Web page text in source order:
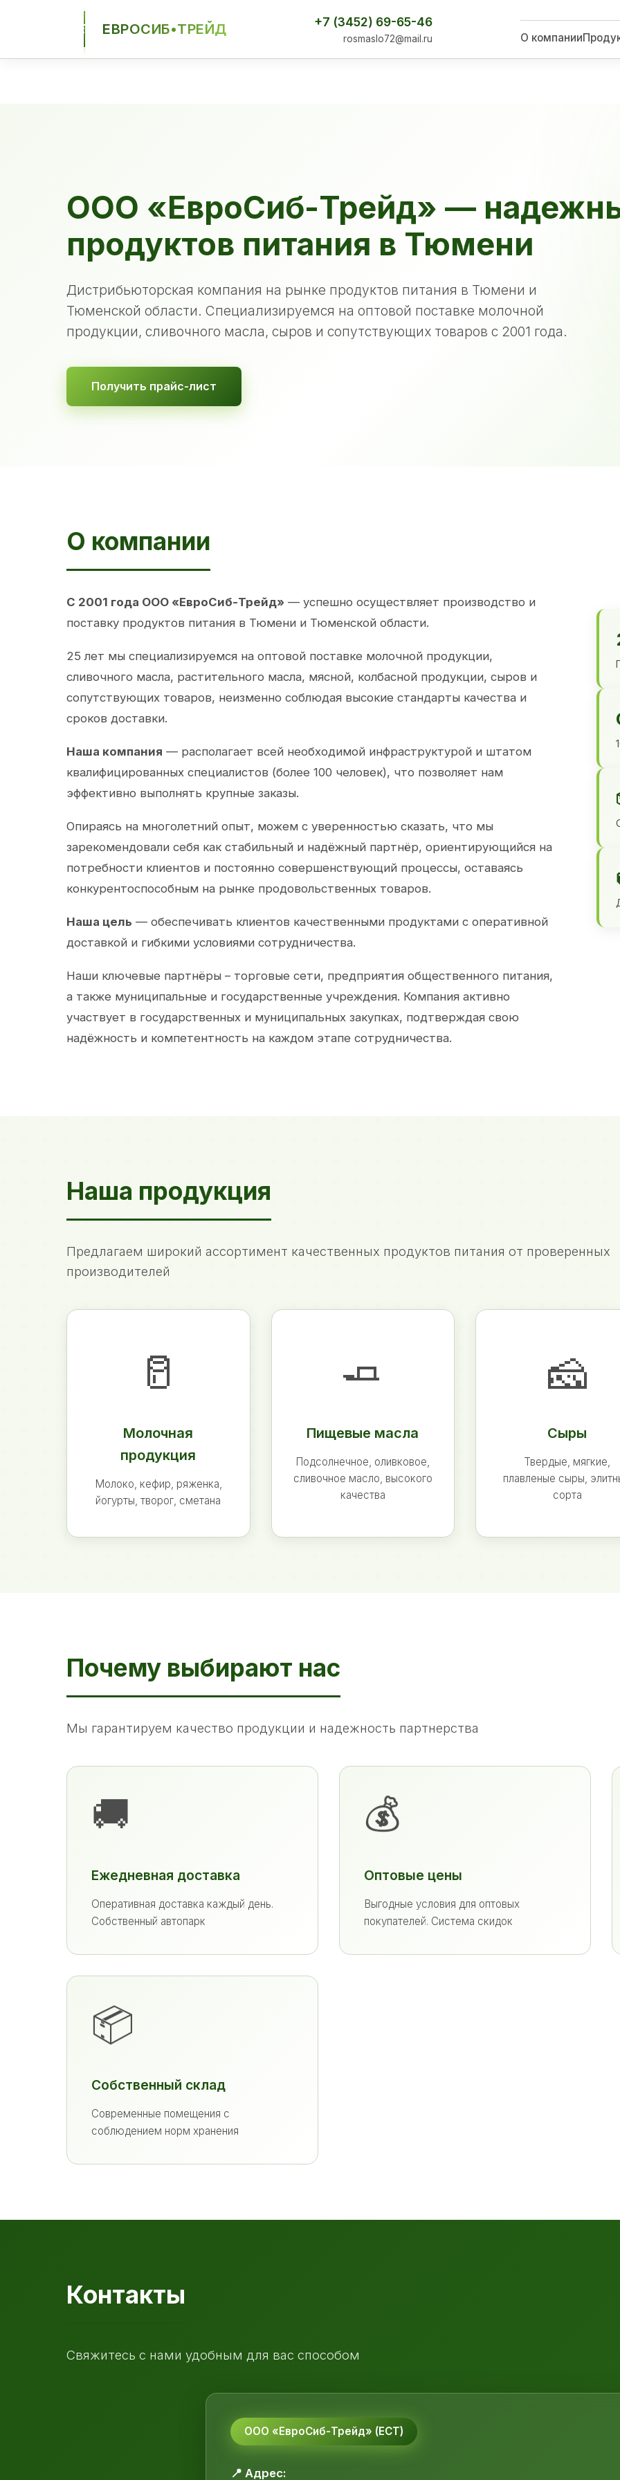
ЕСТ ЕВРОСИБ•ТРЕЙД +7 (3452) 69-65-46
rosmaslo72@mail.ru О компании
ООО «ЕвроСиб-Трейд» —
продуктов питания в Тюмени
Дистрибьюторская компания на рынке продуктов питания в Тюмени и
Тюменской области. Специализируемся на оптовой поставке молочной
продукции, сливочного масла, сыров и сопутствующих товаров с 2001 года.
Получить прайс-лист
О компании
С 2001 года ООО «ЕвроСиб-Трейд» — успешно осуществляет производство и
поставку продуктов питания в Тюмени и Тюменской области.
25 лет мы специализируемся на оптовой поставке молочной продукции,
сливочного масла, растительного масла, мясной, колбасной продукции, сыров и
сопутствующих товаров, неизменно соблюдая высокие стандарты качества и
сроков доставки.
Наша компания — располагает всей необходимой инфраструктурой и штатом
квалифицированных специалистов (более 100 человек), что позволяет нам
эффективно выполнять крупные заказы.
Опираясь на многолетний опыт, можем с уверенностью сказать, что мы
зарекомендовали себя как стабильный и надёжный партнёр, ориентирующийся на
потребности клиентов и постоянно совершенствующий процессы, оставаясь
конкурентоспособным на рынке продовольственных товаров.
Наша цель — обеспечивать клиентов качественными продуктами с оперативной
доставкой и гибкими условиями сотрудничества.
Наши ключевые партнёры – торговые сети, предприятия общественного питания,
а также муниципальные и государственные учреждения. Компания активно
участвует в государственных и муниципальных закупках, подтверждая свою
надёжность и компетентность на каждом этапе сотрудничества.
Наша продукция
Предлагаем широкий ассортимент качественных продуктов питания от проверенных
производителей
🥛
Молочная
продукция
Молоко, кефир, ряженка,
йогурты, творог, сметана
🧈
Пищевые масла
Подсолнечное, оливковое,
сливочное масло, высокого
качества
🧀
Сыры
Твердые, мягкие,
плавленые сыры,
сорта
Почему выбирают нас
Мы гарантируем качество продукции и надежность партнерства
🚚
Ежедневная доставка
Оперативная доставка каждый день.
Собственный автопарк
💰
Оптовые цены
Выгодные условия для оптовых
покупателей. Система скидок
📦
Собственный склад
Современные помещения с
соблюдением норм хранения
Контакты
Свяжитесь с нами удобным для вас способом
ООО «ЕвроСиб-Трейд» (ЕСТ)
📍 Адрес: